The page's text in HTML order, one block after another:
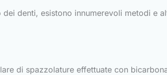
dei denti, esistono innumerevoli metodi
di spazzolature effettuate con